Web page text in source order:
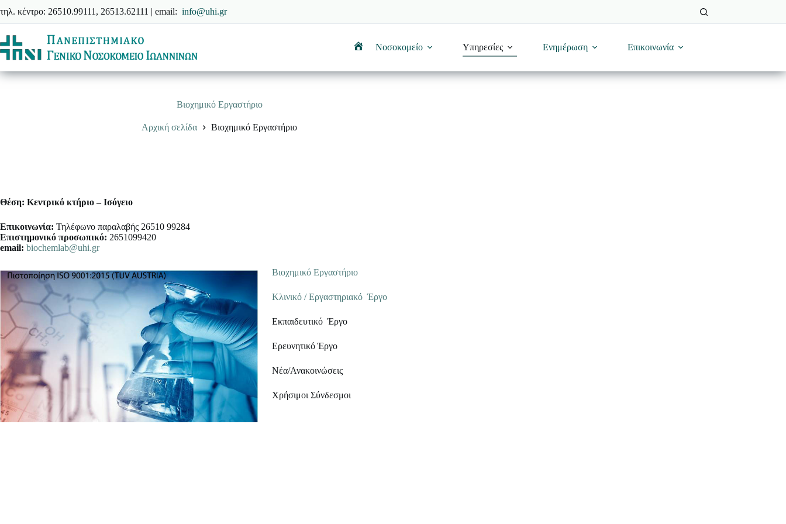
στο
περιεχόμενο
τηλ. κέντρο: 26510.99111, 26513.62111 | email: info@uhi.gr
ΑρχικήΝοσοκομείο Υπηρεσίες Ενημέρωση Επικοινωνία
Βιοχημικό Εργαστήριο
Αρχική σελίδα Βιοχημικό Εργαστήριο
Θέση: Κεντρικό κτήριο – Ισόγειο
Επικοινωνία: Τηλέφωνο παραλαβής 26510 99284
Επιστημονικό προσωπικό: 2651099420
email: biochemlab@uhi.gr
Βιοχημικό Εργαστήριο
Κλινικό / Εργαστηριακό Έργο
Εκπαιδευτικό Έργο
Ερευνητικό Έργο
Νέα/Ανακοινώσεις
Χρήσιμοι Σύνδεσμοι